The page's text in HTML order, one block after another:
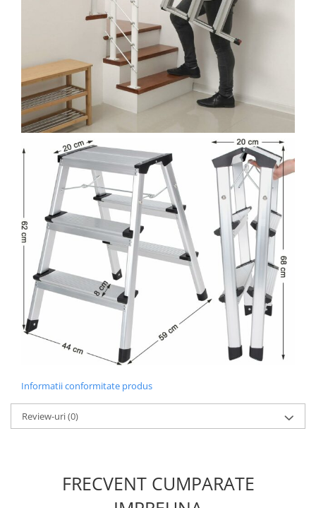
Informatii conformitate produs
Review-uri(0)
FRECVENT CUMPARATE